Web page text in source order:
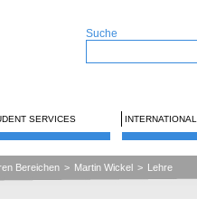
Suche
SERVICES INTERNATIONAL
Bereichen > Martin Wickel > Lehre